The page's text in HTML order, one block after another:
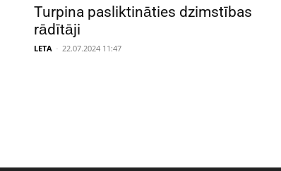
Turpina pasliktināties dzimstības
rādītāji
LETA - 22.07.2024 11:47